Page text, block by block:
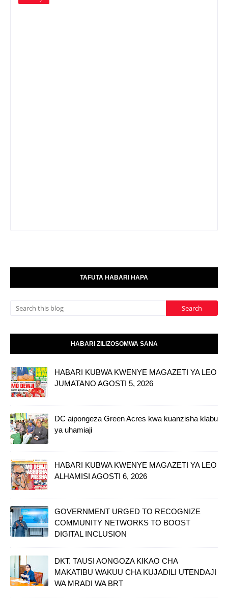
TAFUTA HABARI HAPA
HABARI ZILIZOSOMWA SANA
HABARI KUBWA KWENYE MAGAZETI YA LEO
JUMATANO AGOSTI 5, 2026
DC aipongeza Green Acres kwa kuanzisha klabu
ya uhamiaji
HABARI KUBWA KWENYE MAGAZETI YA LEO
ALHAMISI AGOSTI 6, 2026
GOVERNMENT URGED TO RECOGNIZE
COMMUNITY NETWORKS TO BOOST
DIGITAL INCLUSION
DKT. TAUSI AONGOZA KIKAO CHA
MAKATIBU WAKUU CHA KUJADILI UTENDAJI
WA MRADI WA BRT